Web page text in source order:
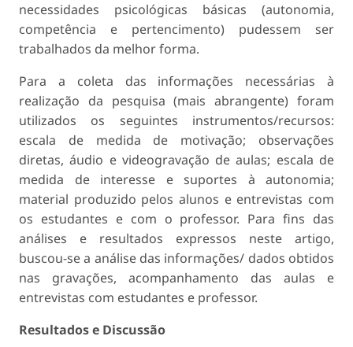
necessidades psicológicas básicas (autonomia,
competência e pertencimento) pudessem ser
trabalhados da melhor forma.
Para a coleta das informações necessárias à
realização da pesquisa (mais abrangente) foram
utilizados os seguintes instrumentos/recursos:
escala de medida de motivação; observações
diretas, áudio e videogravação de aulas; escala de
medida de interesse e suportes à autonomia;
material produzido pelos alunos e entrevistas com
os estudantes e com o professor. Para fins das
análises e resultados expressos neste artigo,
buscou-se a análise das informações/ dados obtidos
nas gravações, acompanhamento das aulas e
entrevistas com estudantes e professor.
Resultados e Discussão